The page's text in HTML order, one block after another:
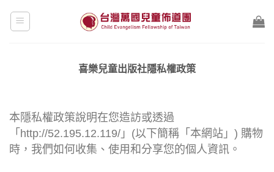
喜樂兒童出版社隱私權政策
本隱私權政策說明在您造訪或透過
「http://52.195.12.119/」(以下簡稱「本網站」) 購物
時，我們如何收集、使用和分享您的個人資訊。